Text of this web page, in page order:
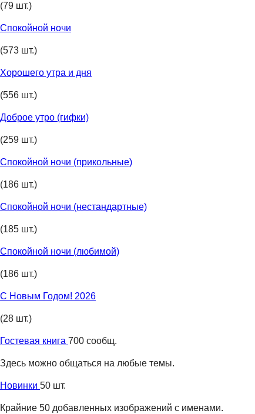
(79 шт.)
Спокойной ночи
(573 шт.)
Хорошего утра и дня
(556 шт.)
Доброе утро (гифки)
(259 шт.)
Спокойной ночи (прикольные)
(186 шт.)
Спокойной ночи (нестандартные)
(185 шт.)
Спокойной ночи (любимой)
(186 шт.)
С Новым Годом! 2026
(28 шт.)
Гостевая книга 700 сообщ.
Здесь можно общаться на любые темы.
Новинки 50 шт.
Крайние 50 добавленных изображений с именами.